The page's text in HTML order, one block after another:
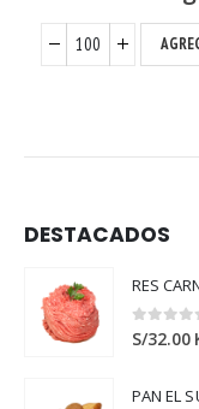
DESTACADOS
RES
0out of
S/32.00
PAN EL